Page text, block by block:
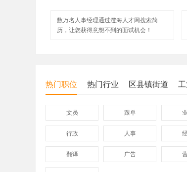
数万名人事经理通过澄海人才网搜索简
历，让您获得意想不到的面试机会！
热门职位 热门行业 区县镇街道
文员 跟单
行政 人事
翻译 广告